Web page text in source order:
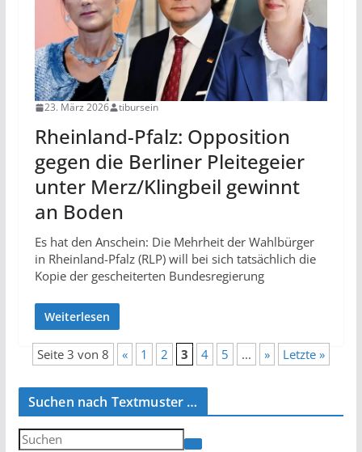
23. März 2026 tibursein
Rheinland-Pfalz: Opposition
gegen die Berliner Pleitegeier
unter Merz/Klingbeil gewinnt
an Boden
Es hat den Anschein: Die Mehrheit der Wahlbürger
in Rheinland-Pfalz (RLP) will bei sich tatsächlich die
Kopie der gescheiterten Bundesregierung
Weiterlesen
Seite 3 von 8 « 1 2 3 4 5 ... » Letzte »
Suchen nach Textmuster …